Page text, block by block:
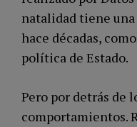
natalidad tiene una
hace décadas,
política de Estado.
Pero por detrás de
comportamientos.